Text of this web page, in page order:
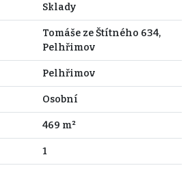
Sklady
Tomáše ze Štítného 634,
Pelhřimov
Pelhřimov
Osobní
469 m²
1